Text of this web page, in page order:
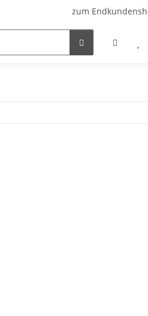
zum
FFP2-Masken